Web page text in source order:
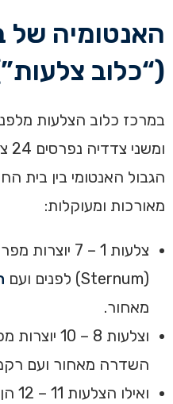
האנטומיה של
(“כלוב
במרכז כלוב הצלעות
הגבול האנטומי בין בית
מאורכות ומעוקלות:
צלעות 1 – 7
(Sternum) לפנים ועם
מאחור.
וצלעות 8 –
השדרה מאחור ועם